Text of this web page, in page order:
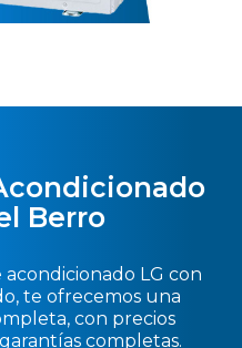
Berro
LG con
te ofrecemos una
con precios
completas.